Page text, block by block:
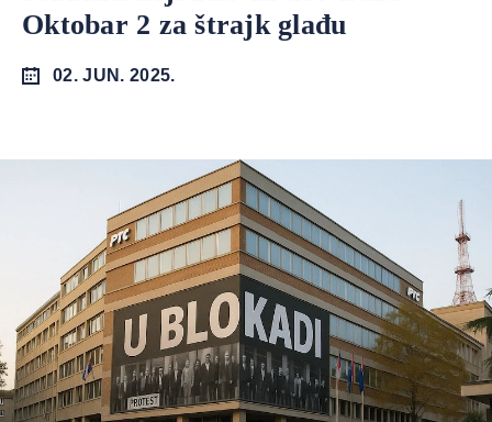
Oktobar 2 za štrajk glađu
02. JUN. 2025.